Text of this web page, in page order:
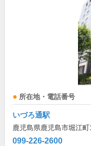
所在地・電話番号
いづろ通駅
鹿児島県鹿児島市堀江町
099-226-2600